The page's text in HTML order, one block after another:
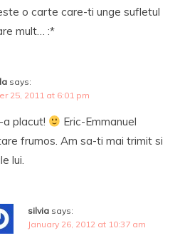
o carte care-ti unge sufletul
mult… :*
says:
25, 2011 at 6:01 pm
a placut!
Eric-Emmanuel
frumos. Am sa-ti mai trimit si
lui.
silvia says:
January 26, 2012 at 10:37 am